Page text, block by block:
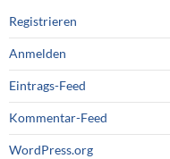
Registrieren
Anmelden
Eintrags-Feed
Kommentar-Feed
WordPress.org